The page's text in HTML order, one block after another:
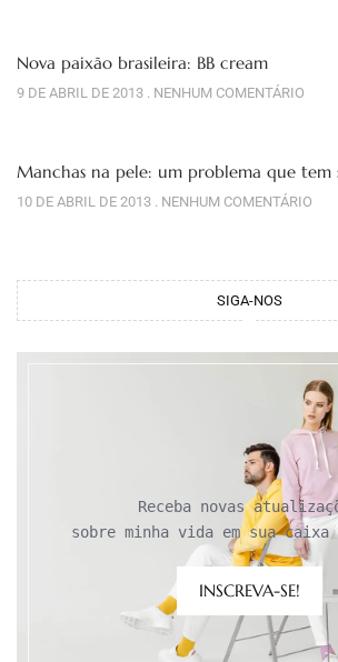
Nova paixão brasileira: BB cream
9 DE ABRIL DE 2013 NENHUM COMENTÁRIO
Manchas na pele: um problema que tem
10 DE ABRIL DE 2013 NENHUM COMENTÁRIO
SIGA-NOS
Receba novas
sobre minha vida em sua caixa
INSCREVA-SE!